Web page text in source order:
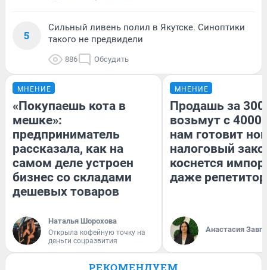
5
Сильный ливень полил в Якутске. Синоптики
такого не предвидели
886 Обсудить
МНЕНИЕ
«Покупаешь кота в
мешке»:
предприниматель
рассказала, как на
самом деле устроен
бизнес со складами
дешевых товаров
Наталья Шорохова
Открыла кофейную точку на
деньги соцразвития
МНЕНИЕ
Продашь за
возьмут с
нам готовит
налоговый
коснется
даже
Анастасия
РЕКОМЕНДУЕМ